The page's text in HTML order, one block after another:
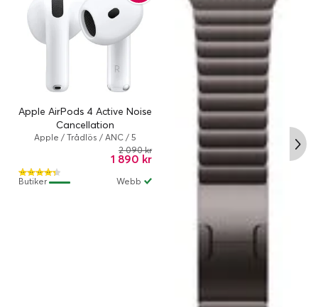
Apple AirPods 4 Active Noise
Cancellation
Apple / Trådlös / ANC / 5
timme/timmar / True Wireless /
1 890 kr
2 090 kr
Webb
Butiker